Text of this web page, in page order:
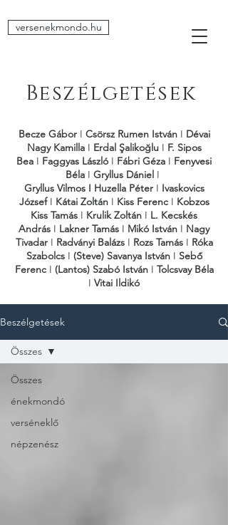
versenekmondo.hu
Beszélgetések
Becze GáborI Csörsz Rumen IstvánI Dévai
Nagy KamillaI Erdal ŞalikoğluI F. Sipos
Bea I Faggyas László I Fábri Géza I Fenyvesi
Béla I Gryllus Dániel I
Gryllus VilmosI Huzella PéterI Ivaskovics
JózsefI Kátai ZoltánI Kiss FerencI Kobzos
Kiss Tamás I Krulik Zoltán I L. Kecskés
András I Lakner Tamás I Mikó István I Nagy
TivadarI Radványi BalázsI Rozs TamásI Róka
Szabolcs I (Steve) Savanya István I Sebő
FerencI (Lantos) Szabó IstvánI Tolcsvay Béla
I Vitai Ildikó
Beszélgetések
Összes
énekmondó
verséneklő
népzenész
Összes